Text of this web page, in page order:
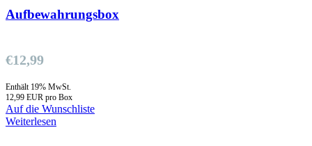
Aufbewahrungsbox
€12,99
Enthält 19% MwSt.
12,99 EUR pro Box
Auf die Wunschliste
Weiterlesen